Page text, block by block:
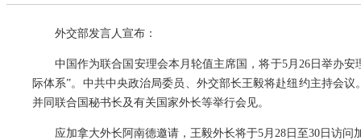
外交部发言人宣布：
中国作为联合国安理会本月轮值主席国，将于5月26日举办
际体系”。中共中央政治局委员、外交部长王毅将赴纽约主持会
并同联合国秘书长及有关国家外长等举行会见。
应加拿大外长阿南德邀请，王毅外长将于5月28日至30日访问